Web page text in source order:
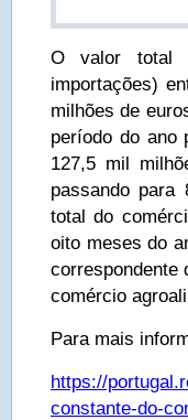
O valor total
importações)
milhões de
período do ano
127,5 mil
passando
total do
oito meses do
comércio
Para mais
https://
constante-do-